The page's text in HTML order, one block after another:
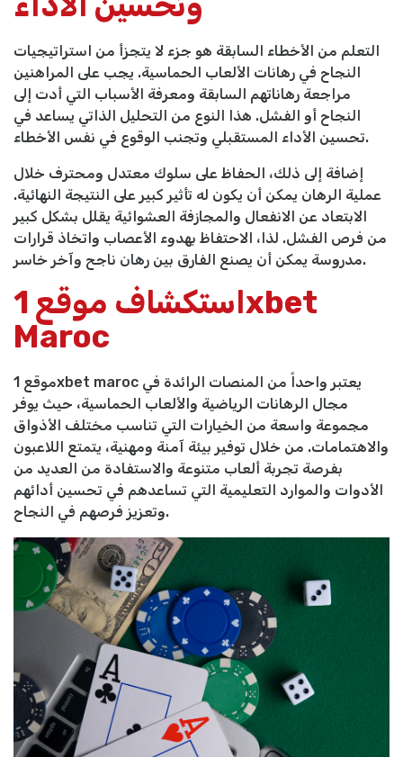
التعلم من الأخطاء السابقة هو جزء لا يتجزأ من استراتيجيات
النجاح في رهانات الألعاب الحماسية. يجب على المراهنين
مراجعة رهاناتهم السابقة ومعرفة الأسباب التي أدت إلى
النجاح أو الفشل. هذا النوع من التحليل الذاتي يساعد في
تحسين الأداء المستقبلي وتجنب الوقوع في نفس الأخطاء.
إضافة إلى ذلك، الحفاظ على سلوك معتدل ومحترف خلال
عملية الرهان يمكن أن يكون له تأثير كبير على النتيجة النهائية.
الابتعاد عن الانفعال والمجازفة العشوائية يقلل بشكل كبير
من فرص الفشل. لذا، الاحتفاظ بهدوء الأعصاب واتخاذ قرارات
مدروسة يمكن أن يصنع الفارق بين رهان ناجح وآخر خاسر.
استكشاف موقع 1xbet
Maroc
موقع 1xbet maroc يعتبر واحداً من المنصات الرائدة في
مجال الرهانات الرياضية والألعاب الحماسية، حيث يوفر
مجموعة واسعة من الخيارات التي تناسب مختلف الأذواق
والاهتمامات. من خلال توفير بيئة آمنة ومهنية، يتمتع اللاعبون
بفرصة تجربة ألعاب متنوعة والاستفادة من العديد من
الأدوات والموارد التعليمية التي تساعدهم في تحسين أدائهم
وتعزيز فرصهم في النجاح.